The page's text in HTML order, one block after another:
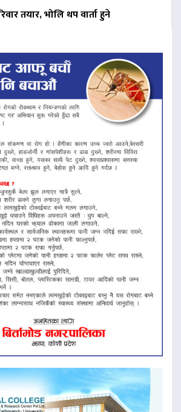
तयार, भोलि थप वार्ता हुने